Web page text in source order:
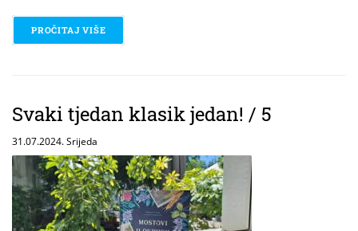
PROČITAJ VIŠE
Svaki tjedan klasik jedan! / 5
31.07.2024. Srijeda